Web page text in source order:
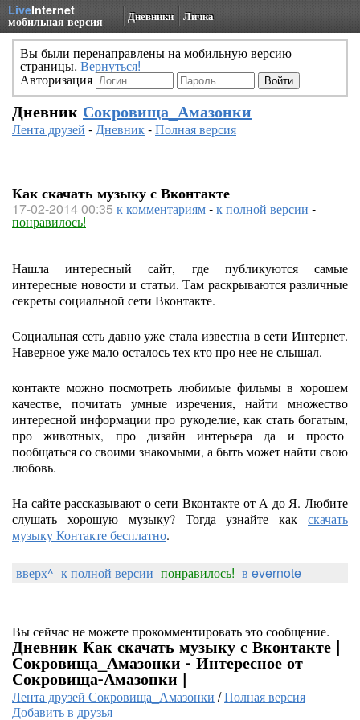
LiveInternet
мобильная версия Дневники Личка
Вы были перенаправлены на мобильную версию
страницы. Вернуться!
Авторизация
Дневник Сокровища_Амазонки
Лента друзей -Дневник-Полная версия
Как скачать музыку с Вконтакте
17-02-2014 00:35 к комментариям-к полной версии -
понравилось!
Нашла интересный сайт, где публикуются самые
интересные новости и статьи. Там раскрываются различные
секреты социальной сети Вконтакте.
Социальная сеть давно уже стала известна в сети Интернет.
Наверное уже мало осталось тех кто про нее не слышал.
контакте можно посмотреть любимые фильмы в хорошем
качестве, почитать умные изречения, найти множество
интересной информации про рукоделие, как стать богатым,
про животных, про дизайн интерьера да и просто
пообщаться со своими знакомыми, а быть может найти свою
любовь.
На сайте рассказывают о сети Вконтакте от А до Я. Любите
слушать хорошую музыку? Тогда узнайте как скачать
музыку Контакте бесплатно.
вверх^ к полной версии понравилось! в evernote
Вы сейчас не можете прокомментировать это сообщение.
Дневник Как скачать музыку с Вконтакте |
Сокровища_Амазонки - Интересное от
Сокровища-Амазонки |
Лента друзей Сокровища_Амазонки /Полная версия
Добавить в друзья